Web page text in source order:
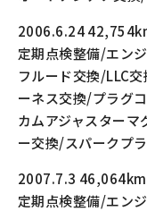
2006.6.24
定期点検整備/エン
フルード交換/LLC
ーネス交換/プラグ
カムアジャスター
ー交換/スパークプ
2007.7.3
定期点検整備/エン